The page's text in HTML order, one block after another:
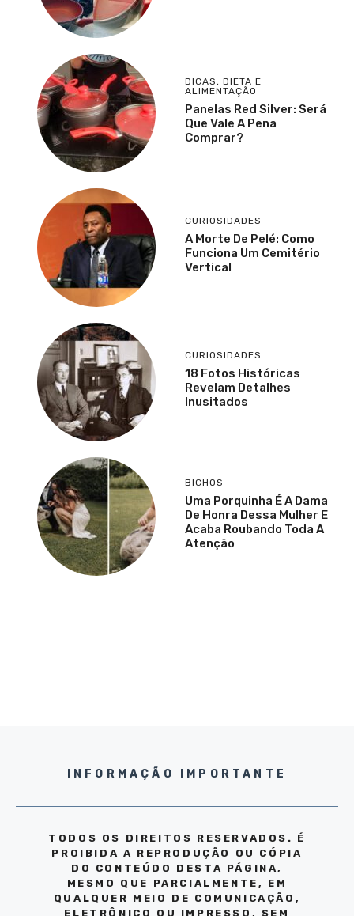
DICAS, DIETA E
ALIMENTAÇÃO
Panelas Red Silver: Será
Que Vale A Pena
Comprar?
CURIOSIDADES
A Morte De Pelé: Como
Funciona Um Cemitério
Vertical
CURIOSIDADES
18 Fotos Históricas
Revelam Detalhes
Inusitados
BICHOS
Uma Porquinha É A Dama
De Honra Dessa Mulher E
Acaba Roubando Toda A
Atenção
INFORMAÇÃO IMPORTANTE
TODOS OS DIREITOS RESERVADOS. É
PROIBIDA A REPRODUÇÃO OU CÓPIA
DO CONTEÚDO DESTA PÁGINA,
MESMO QUE PARCIALMENTE, EM
QUALQUER MEIO DE COMUNICAÇÃO,
ELETRÔNICO OU IMPRESSO, SEM